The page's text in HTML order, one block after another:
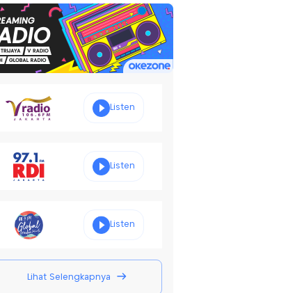
Listen
Listen
Listen
Lihat Selengkapnya